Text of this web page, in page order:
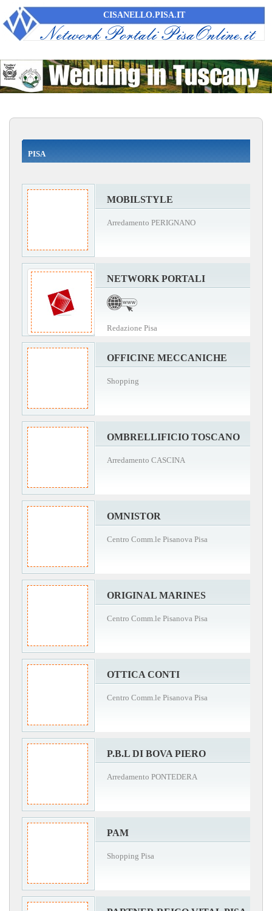
CISANELLO.PISA.IT
PISA
MOBILSTYLE
Arredamento PERIGNANO
NETWORK PORTALI
Redazione Pisa
OFFICINE MECCANICHE
Shopping
OMBRELLIFICIO TOSCANO
Arredamento CASCINA
OMNISTOR
Centro Comm.le Pisanova Pisa
ORIGINAL MARINES
Centro Comm.le Pisanova Pisa
OTTICA CONTI
Centro Comm.le Pisanova Pisa
P.B.L DI BOVA PIERO
Arredamento PONTEDERA
PAM
Shopping Pisa